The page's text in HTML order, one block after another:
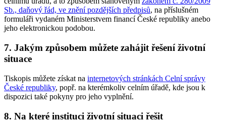
Sb., daňový řád, ve znění pozdějších předpisů, na příslušném
formuláři vydaném Ministerstvem financí České republiky anebo
jeho elektronickou podobou.
7. Jakým způsobem můžete zahájit řešení životní
situace
Tiskopis můžete získat na internetových stránkách Celní správy
České republiky, popř. na kterémkoliv celním úřadě, kde jsou k
dispozici také pokyny pro jeho vyplnění.
8. Na které instituci životní situaci řešit